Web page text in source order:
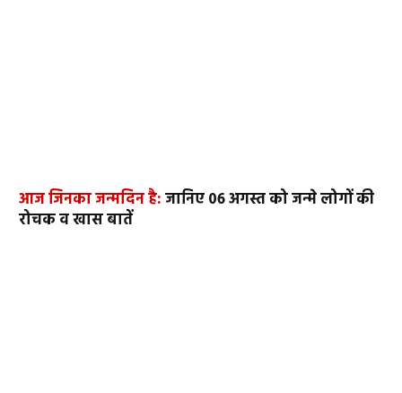
आज जिनका जन्मदिन है:जानिए 06 अगस्त को जन्मे लोगों की
रोचक व खास बातें